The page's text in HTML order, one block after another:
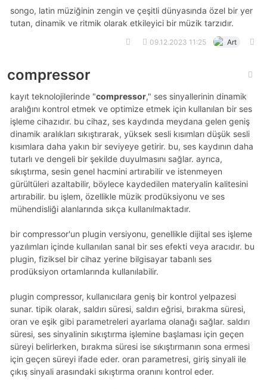
songo, latin müziğinin zengin ve çeşitli dünyasında özel bir yer
tutan, dinamik ve ritmik olarak etkileyici bir müzik tarzıdır.
09.12.2023 11:25 Art
compressor
kayıt teknolojilerinde "compressor," ses sinyallerinin dinamik
aralığını kontrol etmek ve optimize etmek için kullanılan bir ses
işleme cihazıdır. bu cihaz, ses kaydında meydana gelen geniş
dinamik aralıkları sıkıştırarak, yüksek sesli kısımları düşük sesli
kısımlara daha yakın bir seviyeye getirir. bu, ses kaydının daha
tutarlı ve dengeli bir şekilde duyulmasını sağlar. ayrıca,
sıkıştırma, sesin genel hacmini artırabilir ve istenmeyen
gürültüleri azaltabilir, böylece kaydedilen materyalin kalitesini
artırabilir. bu işlem, özellikle müzik prodüksiyonu ve ses
mühendisliği alanlarında sıkça kullanılmaktadır.
bir compressor'un plugin versiyonu, genellikle dijital ses işleme
yazılımları içinde kullanılan sanal bir ses efekti veya aracıdır. bu
plugin, fiziksel bir cihaz yerine bilgisayar tabanlı ses
prodüksiyon ortamlarında kullanılabilir.
plugin compressor, kullanıcılara geniş bir kontrol yelpazesi
sunar. tipik olarak, saldırı süresi, saldırı eğrisi, bırakma süresi,
oran ve eşik gibi parametreleri ayarlama olanağı sağlar. saldırı
süresi, ses sinyalinin sıkıştırma işlemine başlaması için geçen
süreyi belirlerken, bırakma süresi ise sıkıştırmanın sona ermesi
için geçen süreyi ifade eder. oran parametresi, giriş sinyali ile
çıkış sinyali arasındaki sıkıştırma oranını kontrol eder.